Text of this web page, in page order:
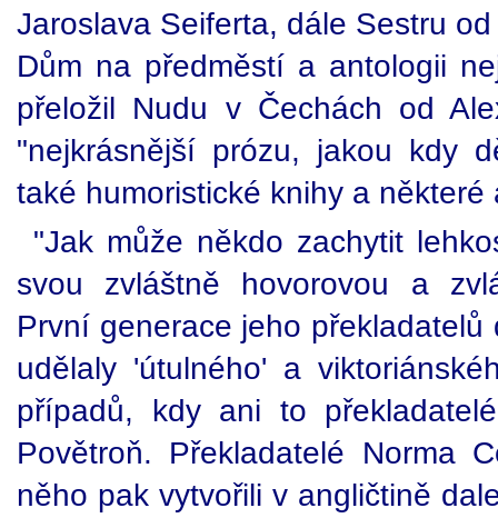
Jaroslava Seiferta, dále Sestru
Dům na předměstí a antologii
přeložil Nudu v Čechách od
"nejkrásnější prózu, jakou kdy
také humoristické knihy a
"Jak může někdo zachytit
svou zvláštně hovorovou a
První generace jeho
udělaly 'útulného' a
případů, kdy ani to
Povětroň. Překladatelé Norma
něho pak vytvořili v angličtině